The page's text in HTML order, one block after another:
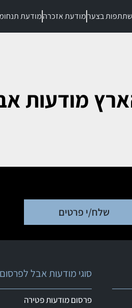
בצערמודעת אזכרהמודעת
מודעות
שלח/י פרטים
סוגי מודעות אבל לפרסום
פרסום מודעות פטירה